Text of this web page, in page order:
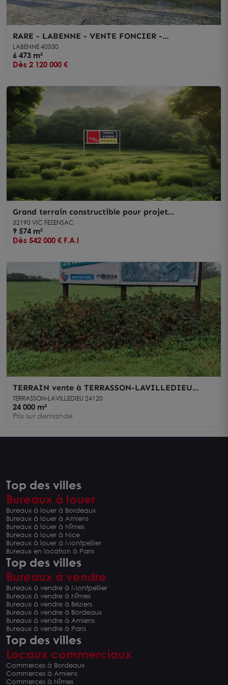
RARE - LABENNE - VENTE FONCIER -
EMPLACEMENT N°1
LABENNE 40530
6 473 m²
Dès 2 120 000 €
Grand terrain constructible pour projet
professionnel Vic-Fezensac
32190 VIC FEZENSAC
9 574 m²
Dès 542 000 € F.A.I
TERRAIN vente à TERRASSON-LAVILLEDIEU
24120
TERRASSON-LAVILLEDIEU 24120
24 000 m²
Prix sur demande
Top des villes
Bureaux à louer
Bureaux à louer à Bordeaux
Bureaux à louer à Amiens
Bureaux à louer à Nîmes
Bureaux à louer à Nice
Bureaux à louer à Montpellier
Bureaux en location à Paris
Top des villes
Bureaux à vendre
Bureaux à vendre à Montpellier
Bureaux à vendre à Nîmes
Bureaux à vendre à Béziers
Bureaux à vendre à Bordeaux
Bureaux à vendre à Amiens
Bureaux à vendre à Paris
Top des villes
Locaux commerciaux
Commerces à Bordeaux
Commerces à Amiens
Commerces à Nîmes